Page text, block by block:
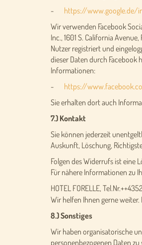
- https://www.google.de/
Wir verwenden Facebook
Inc., 1601 S. California
Nutzer registriert und
dieser Daten durch Facebook
Informationen:
- https://
Sie erhalten dort auch
7.) Kontakt
Sie können jederzeit
Auskunft, Löschung,
Folgen des Widerrufs ist eine
Für nähere Informationen zu
HOTEL FORELLE,
Wir helfen Ihnen gerne
8.) Sonstiges
Wir haben organisatorische
personenbezogenen Daten zu